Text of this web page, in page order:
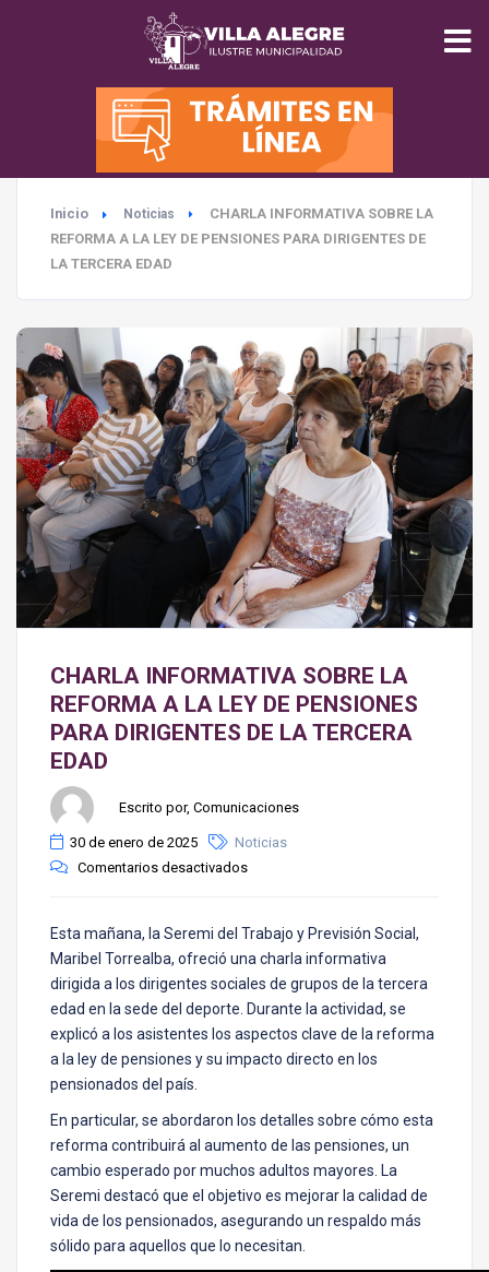
INICIO
MUNICIPALIDAD
SEGURIDAD
SALUD
TURISMO
MEDIO AMBIENTE
Inicio Noticias
CHARLA INFORMATIVA SOBRE LA
REFORMA A LA LEY DE PENSIONES PARA DIRIGENTES DE
LA TERCERA EDAD
CHARLA INFORMATIVA SOBRE LA
REFORMA A LA LEY DE PENSIONES
PARA DIRIGENTES DE LA TERCERA
EDAD
Escrito por, Comunicaciones
30 de enero de 2025
Noticias
Comentarios desactivados
Esta mañana, la Seremi del Trabajo y Previsión Social,
Maribel Torrealba, ofreció una charla informativa
dirigida a los dirigentes sociales de grupos de la tercera
edad en la sede del deporte. Durante la actividad, se
explicó a los asistentes los aspectos clave de la reforma
a la ley de pensiones y su impacto directo en los
pensionados del país.
En particular, se abordaron los detalles sobre cómo esta
reforma contribuirá al aumento de las pensiones, un
cambio esperado por muchos adultos mayores. La
Seremi destacó que el objetivo es mejorar la calidad de
vida de los pensionados, asegurando un respaldo más
sólido para aquellos que lo necesitan.